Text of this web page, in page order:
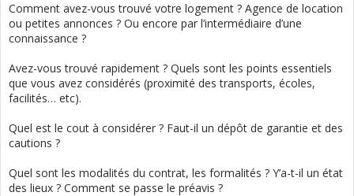
Comment avez-vous trouvé votre logement ? Agence de location
ou petites annonces ? Ou encore par l’intermédiaire d’une
connaissance ?
Avez-vous trouvé rapidement ? Quels sont les points essentiels
que vous avez considérés (proximité des transports, écoles,
facilités… etc).
Quel est le cout à considérer ? Faut-il un dépôt de garantie et des
cautions ?
Quel sont les modalités du contrat, les formalités ? Y’a-t-il un état
des lieux ? Comment se passe le préavis ?